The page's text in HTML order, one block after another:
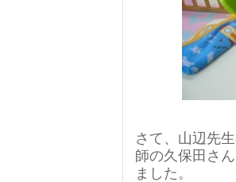
さて、山辺先
師の久保田さ
ました。